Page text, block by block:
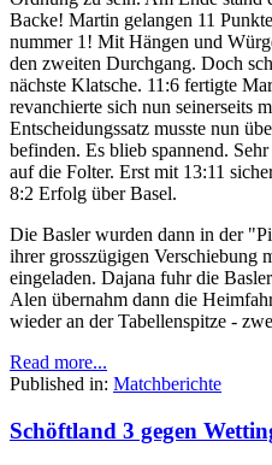
Backe! Martin gelangen 11
nummer 1! Mit Hängen und
den zweiten Durchgang. Doch
nächste Klatsche. 11:6 fertigte
revanchierte sich nun seinerseits
Entscheidungssatz musste nun
befinden. Es blieb spannend.
auf die Folter. Erst mit 13:11
8:2 Erfolg über Basel.
Die Basler wurden dann in der
ihrer grosszügigen Verschiebung
eingeladen. Dajana fuhr die
Alen übernahm dann die
wieder an der Tabellenspitze -
Read more...
Published in: Matchberichte
Schöftland 3 gegen